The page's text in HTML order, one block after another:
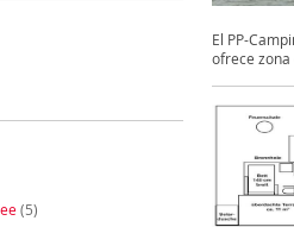
(5)
El PP-
ofrece zona